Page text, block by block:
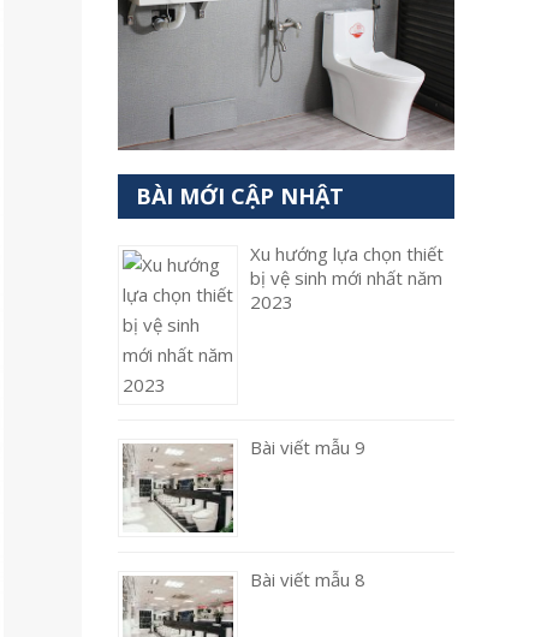
BÀI MỚI CẬP NHẬT
Xu hướng lựa chọn thiết
bị vệ sinh mới nhất năm
2023
Bài viết mẫu 9
Bài viết mẫu 8